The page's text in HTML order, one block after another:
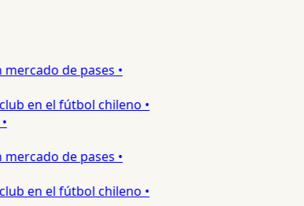
de pases •
en el fútbol chileno •
de pases •
en el fútbol chileno •